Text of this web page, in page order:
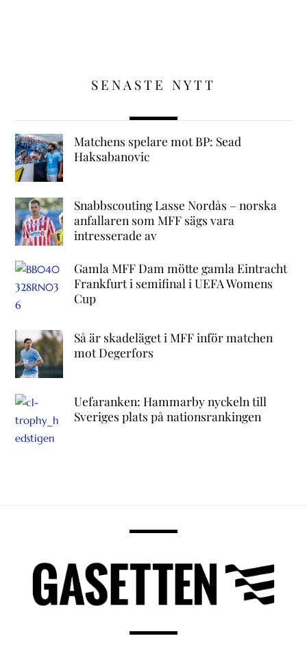
SENASTE NYTT
Matchens spelare mot BP: Sead
Haksabanovic
Snabbscouting Lasse Nordås – norska
anfallaren som MFF sägs vara
intresserade av
Gamla MFF Dam mötte gamla Eintracht
Frankfurt i semifinal i UEFA Womens
Cup
Så är skadeläget i MFF inför matchen
mot Degerfors
Uefaranken: Hammarby nyckeln till
Sveriges plats på nationsrankingen